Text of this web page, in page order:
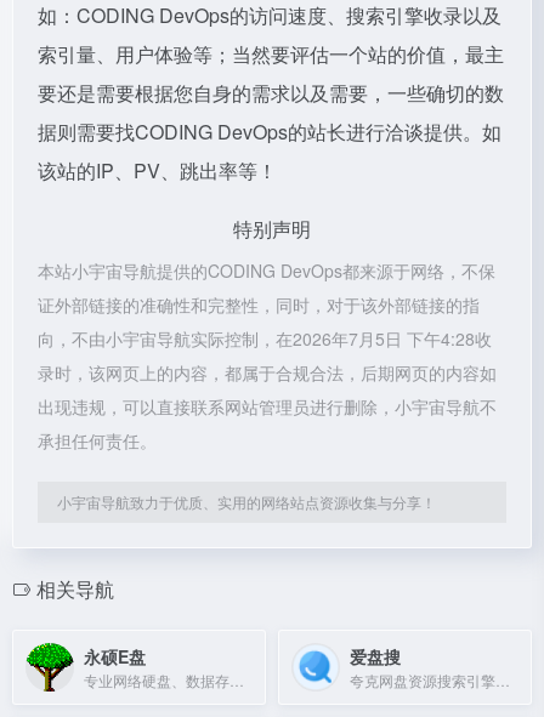
如：CODING DevOps的访问速度、搜索引擎收录以及
索引量、用户体验等；当然要评估一个站的价值，最主
要还是需要根据您自身的需求以及需要，一些确切的数
据则需要找CODING DevOps的站长进行洽谈提供。如
该站的IP、PV、跳出率等！
特别声明
本站小宇宙导航提供的CODING DevOps都来源于网络，不保
证外部链接的准确性和完整性，同时，对于该外部链接的指
向，不由小宇宙导航实际控制，在2026年7月5日 下午4:28收
录时，该网页上的内容，都属于合规合法，后期网页的内容如
出现违规，可以直接联系网站管理员进行删除，小宇宙导航不
承担任何责任。
小宇宙导航致力于优质、实用的网络站点资源收集与分享！
相关导航
永硕E盘 爱盘搜